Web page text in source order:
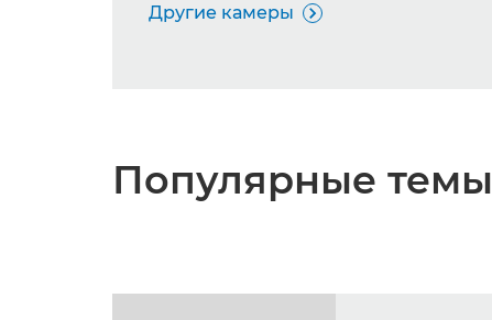
Другие камеры 
Популярные темы